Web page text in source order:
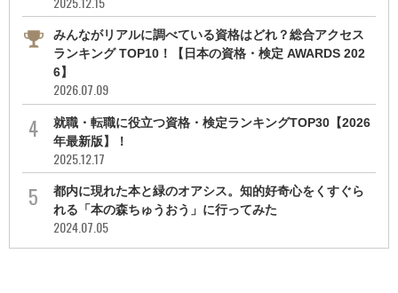
みんながリアルに調べている資格はどれ？総合アクセス
ランキング TOP10！【日本の資格・検定 AWARDS 202
6】
2026.07.09
就職・転職に役立つ資格・検定ランキングTOP30【2026
年最新版】！
2025.12.17
都内に現れた本と緑のオアシス。知的好奇心をくすぐら
れる「本の森ちゅうおう」に行ってみた
2024.07.05